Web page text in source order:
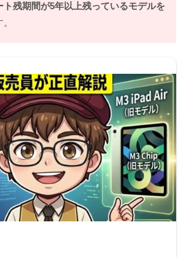
ト残期間が5年以上残っているモデルを